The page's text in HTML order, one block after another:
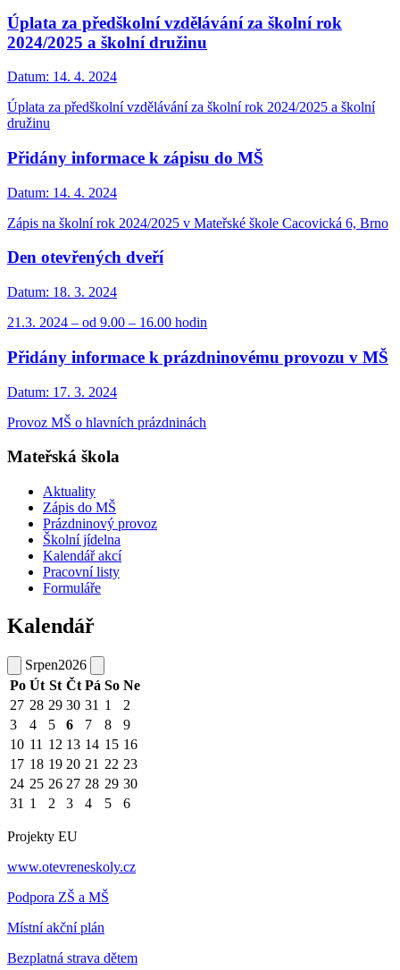
Úplata za předškolní vzdělávání za školní rok
2024/2025 a školní družinu
Datum: 14. 4. 2024
Úplata za předškolní vzdělávání za školní rok 2024/2025 a školní
družinu
Přidány informace k zápisu do MŠ
Datum: 14. 4. 2024
Zápis na školní rok 2024/2025 v Mateřské škole Cacovická 6, Brno
Den otevřených dveří
Datum: 18. 3. 2024
21.3. 2024 – od 9.00 – 16.00 hodin
Přidány informace k prázdninovému provozu v MŠ
Datum: 17. 3. 2024
Provoz MŠ o hlavních prázdninách
Mateřská škola
Aktuality
Zápis do MŠ
Prázdninový provoz
Školní jídelna
Kalendář akcí
Pracovní listy
Formuláře
Kalendář
Srpen2026
Po Út St Čt Pá So Ne
27 28 29 30 31 1
2
3
4 5 6 7 8
9
10 11 12 13 14 15 16
17 18 19 20 21 22 23
24 25 26 27 28 29 30
31 1 2 3 4 5 6
Projekty EU
www.otevreneskoly.cz
Podpora ZŠ a MŠ
Místní akční plán
Bezplatná strava dětem